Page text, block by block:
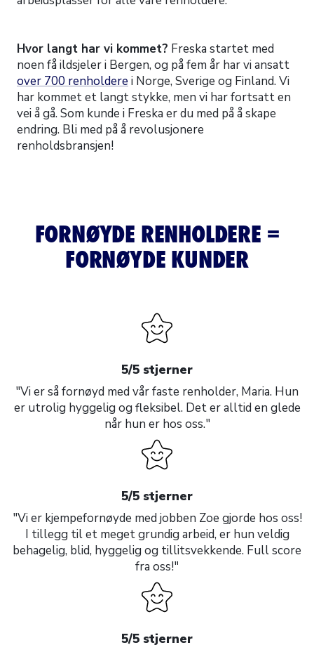
Hvor langt har vi kommet? Freska startet med
noen få ildsjeler i Bergen, og på fem år har vi ansatt
over 700 renholdere i Norge, Sverige og Finland. Vi
har kommet et langt stykke, men vi har fortsatt en
vei å gå. Som kunde i Freska er du med på å skape
endring. Bli med på å revolusjonere
renholdsbransjen!
FORNØYDE RENHOLDERE =
FORNØYDE KUNDER
5/5 stjerner
"Vi er så fornøyd med vår faste renholder, Maria. Hun
er utrolig hyggelig og fleksibel. Det er alltid en glede
når hun er hos oss."
5/5 stjerner
"Vi er kjempefornøyde med jobben Zoe gjorde hos oss!
I tillegg til et meget grundig arbeid, er hun veldig
behagelig, blid, hyggelig og tillitsvekkende. Full score
fra oss!"
5/5 stjerner